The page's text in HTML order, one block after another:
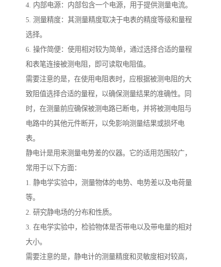
4. 内部电源：内部包含一个电源，用于提供测量电流。
5. 测量精度：其测量精度取决于电表的精度等级和量程
选择。
6. 操作简便：使用相对较为简单，通过选择合适的量程
和表笔连接被测电阻，即可读取电阻值。
需要注意的是，在使用电阻表时，应根据被测电阻的大
致阻值选择合适的量程，以确保测量结果的准确性。同
时，在测量前应确保被测电路已断电，并将被测电阻与
电路中的其他元件断开，以免影响测量结果或损坏电
表。
静电计是用来测量电势差的仪器。它的适用范围较广，
常用于以下方面：
1. 静电学实验中，测量物体的电势、电势差以及电荷量
等。
2. 研究静电场的分布和性质。
3. 在电学实验中，检验物体是否带电以及带电量的相对
大小。
需要注意的是，静电计的测量精度和灵敏度相对较高，